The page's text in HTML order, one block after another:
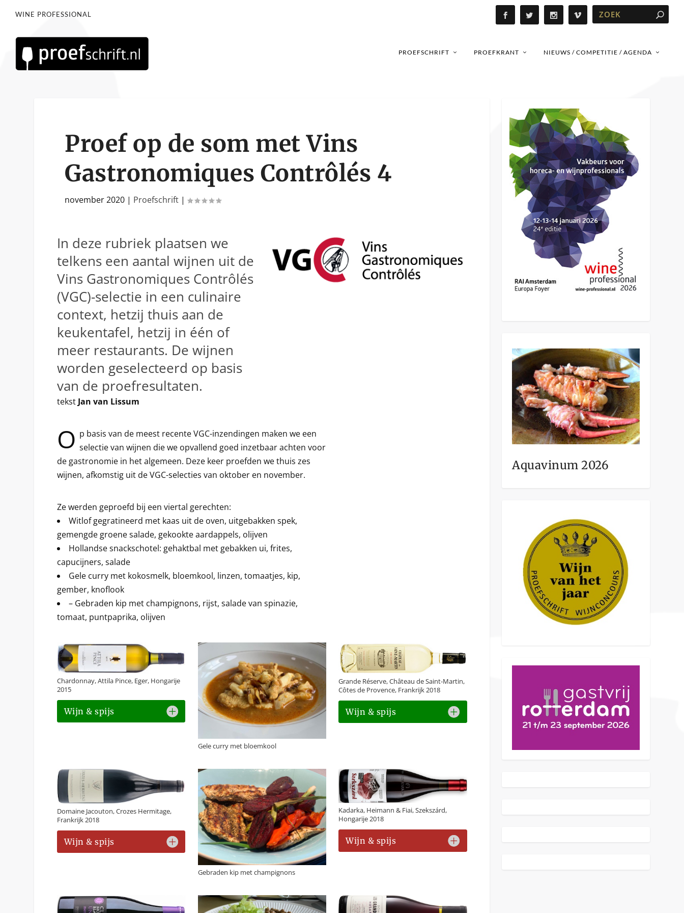
WINE PROFESSIONAL
PROEFSCHRIFT PROEFKRANT NIEUWS / COMPETITIE / AGENDA
Proef op de som met Vins
Gastronomiques Contrôlés 4
november 2020 | Proefschrift |
In deze rubriek plaatsen we
telkens een aantal wijnen uit de
Vins Gastronomiques Contrôlés
(VGC)-selectie in een culinaire
context, hetzij thuis aan de
keukentafel, hetzij in één of
meer restaurants. De wijnen
worden geselecteerd op basis
van de proefresultaten.
tekst Jan van Lissum
O p basis van de meest recente VGC-inzendingen maken we een
selectie van wijnen die we opvallend goed inzetbaar achten voor
de gastronomie in het algemeen. Deze keer proefden we thuis zes
wijnen, afkomstig uit de VGC-selecties van oktober en november.
Ze werden geproefd bij een viertal gerechten:
Witlof gegratineerd met kaas uit de oven, uitgebakken spek,
gemengde groene salade, gekookte aardappels, olijven
Hollandse snackschotel: gehaktbal met gebakken ui, frites,
capucijners, salade
Gele curry met kokosmelk, bloemkool, linzen, tomaatjes, kip,
gember, knoflook
– Gebraden kip met champignons, rijst, salade van spinazie,
tomaat, puntpaprika, olijven
Chardonnay, Attila Pince, Eger, Hongarije
2015
Wijn & spijs
Gele curry met bloemkool
Grande Réserve, Château de Saint-Martin,
Côtes de Provence, Frankrijk 2018
Wijn & spijs
Domaine Jacouton, Crozes Hermitage,
Frankrijk 2018
Wijn & spijs
Gebraden kip met champignons
Kadarka, Heimann & Fiai, Szekszárd,
Hongarije 2018
Wijn & spijs
Aquavinum 2026